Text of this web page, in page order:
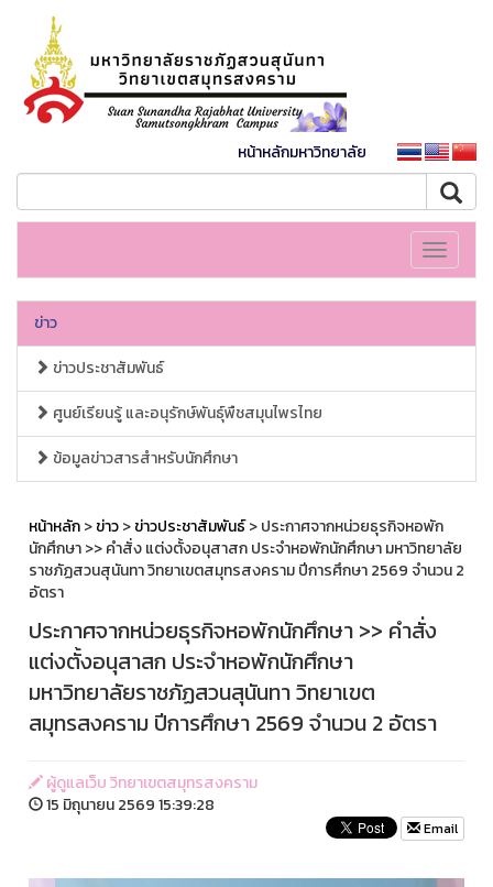
หน้าหลักมหาวิทยาลัย
Toggle
ข่าว
ข่าวประชาสัมพันธ์
ศูนย์เรียนรู้ และอนุรักษ์พันธุ์พืชสมุนไพรไทย
ข้อมูลข่าวสารสำหรับนักศึกษา
หน้าหลัก>ข่าว>ข่าวประชาสัมพันธ์> ประกาศจากหน่วยธุรกิจหอพัก
นักศึกษา >> คำสั่ง แต่งตั้งอนุสาสก ประจำหอพักนักศึกษา มหาวิทยาลัย
ราชภัฏสวนสุนันทา วิทยาเขตสมุทรสงคราม ปีการศึกษา 2569 จำนวน 2
อัตรา
ประกาศจากหน่วยธุรกิจหอพักนักศึกษา >> คำสั่ง
แต่งตั้งอนุสาสก ประจำหอพักนักศึกษา
มหาวิทยาลัยราชภัฏสวนสุนันทา วิทยาเขต
สมุทรสงคราม ปีการศึกษา 2569 จำนวน 2 อัตรา
ผู้ดูแลเว็บ วิทยาเขตสมุทรสงคราม
15 มิถุนายน 2569 15:39:28
Email